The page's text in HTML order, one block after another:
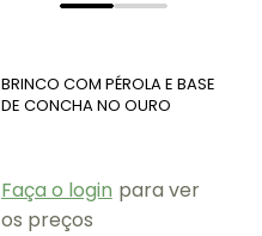
BRINCO COM PÉROLA E BASE
DE CONCHA NO OURO
Faça o login para ver
os preços